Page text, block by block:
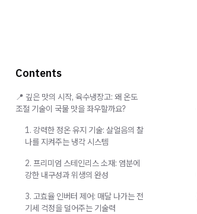
Contents
📍 깊은 맛의 시작, 육수냉장고: 왜 온도
조절 기술이 국물 맛을 좌우할까요?
1. 강력한 정온 유지 기술: 살얼음의 찰
나를 지켜주는 냉각 시스템
2. 프리미엄 스테인리스 소재: 염분에
강한 내구성과 위생의 완성
3. 고효율 인버터 제어: 매달 나가는 전
기세 걱정을 덜어주는 기술력